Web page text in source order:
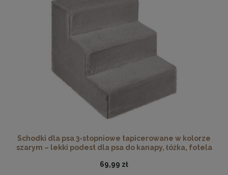
Antyrama plexi w rozmiarze 60x80 cm
Cena regularna:
35,98 zł
Najniższa cena:33,98 zł
Schodki dla psa 3-stopniowe tapicerowane w kolorze
szarym – lekki podest dla psa do kanapy, łóżka, fotela
69,99 zł